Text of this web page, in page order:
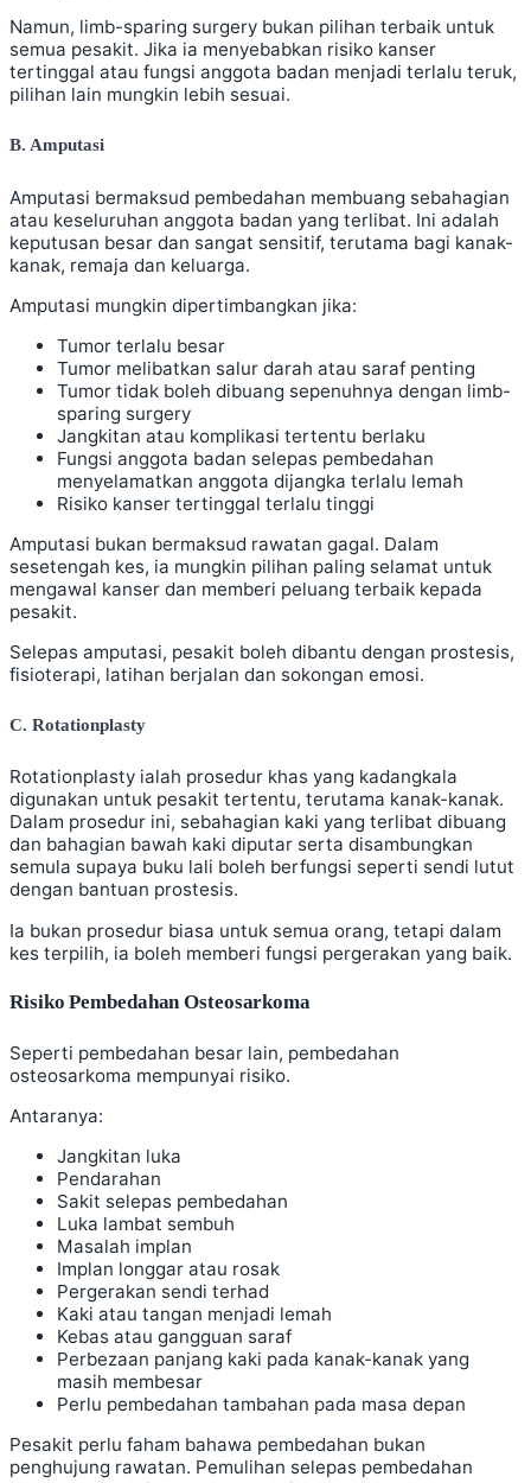
Namun, limb-sparing surgery bukan pilihan terbaik untuk
semua pesakit. Jika ia menyebabkan risiko kanser
tertinggal atau fungsi anggota badan menjadi terlalu teruk,
pilihan lain mungkin lebih sesuai.
B. Amputasi
Amputasi bermaksud pembedahan membuang sebahagian
atau keseluruhan anggota badan yang terlibat. Ini adalah
keputusan besar dan sangat sensitif, terutama bagi kanak-
kanak, remaja dan keluarga.
Amputasi mungkin dipertimbangkan jika:
Tumor terlalu besar
Tumor melibatkan salur darah atau saraf penting
Tumor tidak boleh dibuang sepenuhnya dengan limb-
sparing surgery
Jangkitan atau komplikasi tertentu berlaku
Fungsi anggota badan selepas pembedahan
menyelamatkan anggota dijangka terlalu lemah
Risiko kanser tertinggal terlalu tinggi
Amputasi bukan bermaksud rawatan gagal. Dalam
sesetengah kes, ia mungkin pilihan paling selamat untuk
mengawal kanser dan memberi peluang terbaik kepada
pesakit.
Selepas amputasi, pesakit boleh dibantu dengan prostesis,
fisioterapi, latihan berjalan dan sokongan emosi.
C. Rotationplasty
Rotationplasty ialah prosedur khas yang kadangkala
digunakan untuk pesakit tertentu, terutama kanak-kanak.
Dalam prosedur ini, sebahagian kaki yang terlibat dibuang
dan bahagian bawah kaki diputar serta disambungkan
semula supaya buku lali boleh berfungsi seperti sendi lutut
dengan bantuan prostesis.
Ia bukan prosedur biasa untuk semua orang, tetapi dalam
kes terpilih, ia boleh memberi fungsi pergerakan yang baik.
Risiko Pembedahan Osteosarkoma
Seperti pembedahan besar lain, pembedahan
osteosarkoma mempunyai risiko.
Antaranya:
Jangkitan luka
Pendarahan
Sakit selepas pembedahan
Luka lambat sembuh
Masalah implan
Implan longgar atau rosak
Pergerakan sendi terhad
Kaki atau tangan menjadi lemah
Kebas atau gangguan saraf
Perbezaan panjang kaki pada kanak-kanak yang
masih membesar
Perlu pembedahan tambahan pada masa depan
Pesakit perlu faham bahawa pembedahan bukan
penghujung rawatan. Pemulihan selepas pembedahan